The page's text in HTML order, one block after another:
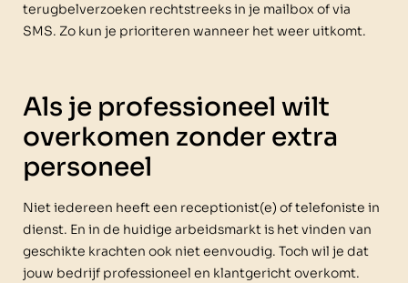
terugbelverzoeken rechtstreeks in je mailbox of via
SMS. Zo kun je prioriteren wanneer het weer uitkomt.
Als je professioneel wilt
overkomen zonder extra
personeel
Niet iedereen heeft een receptionist(e) of telefoniste in
dienst. En in de huidige arbeidsmarkt is het vinden van
geschikte krachten ook niet eenvoudig. Toch wil je dat
jouw bedrijf professioneel en klantgericht overkomt.